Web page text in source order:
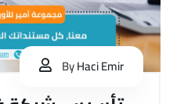
ByHaci Emir